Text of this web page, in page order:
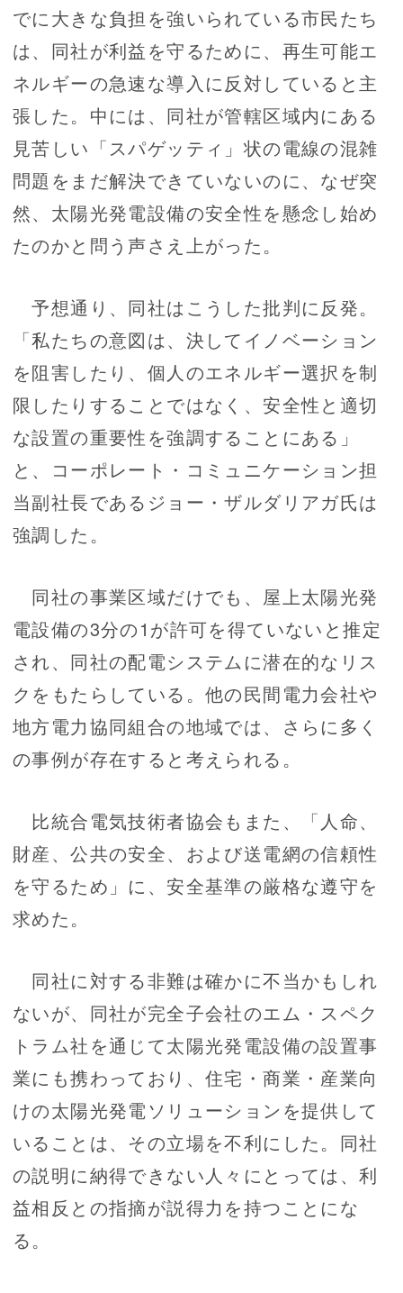
でに大きな負担を強いられている市民たち
は、同社が利益を守るために、再生可能エ
ネルギーの急速な導入に反対していると主
張した。中には、同社が管轄区域内にある
見苦しい「スパゲッティ」状の電線の混雑
問題をまだ解決できていないのに、なぜ突
然、太陽光発電設備の安全性を懸念し始め
たのかと問う声さえ上がった。
予想通り、同社はこうした批判に反発。
「私たちの意図は、決してイノベーション
を阻害したり、個人のエネルギー選択を制
限したりすることではなく、安全性と適切
な設置の重要性を強調することにある」
と、コーポレート・コミュニケーション担
当副社長であるジョー・ザルダリアガ氏は
強調した。
同社の事業区域だけでも、屋上太陽光発
電設備の3分の1が許可を得ていないと推定
され、同社の配電システムに潜在的なリス
クをもたらしている。他の民間電力会社や
地方電力協同組合の地域では、さらに多く
の事例が存在すると考えられる。
比統合電気技術者協会もまた、「人命、
財産、公共の安全、および送電網の信頼性
を守るため」に、安全基準の厳格な遵守を
求めた。
同社に対する非難は確かに不当かもしれ
ないが、同社が完全子会社のエム・スペク
トラム社を通じて太陽光発電設備の設置事
業にも携わっており、住宅・商業・産業向
けの太陽光発電ソリューションを提供して
いることは、その立場を不利にした。同社
の説明に納得できない人々にとっては、利
益相反との指摘が説得力を持つことにな
る。